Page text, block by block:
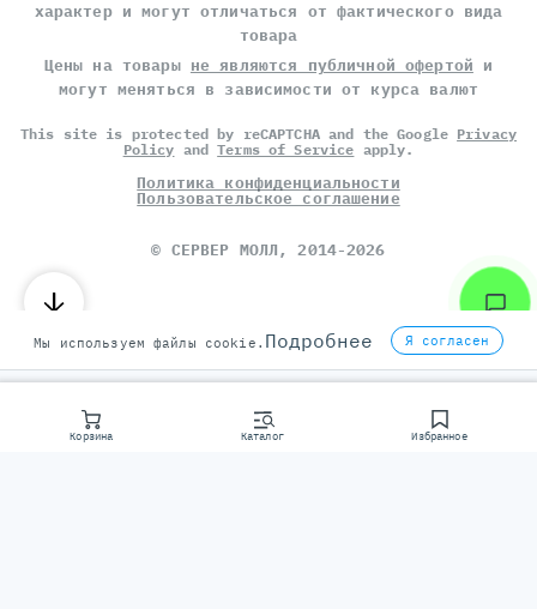
Корзина Каталог Избранное
характер и могут отличаться от фактического вида
товара
Цены на товары не являются публичной офертой и
могут меняться в зависимости от курса валют
This site is protected by reCAPTCHA and the Google Privacy
Policy andTerms of Service apply.
Политика конфиденциальности
Пользовательское соглашение
© СЕРВЕР МОЛЛ, 2014-2026
Мы используем файлы cookie. Подробнее Я согласен